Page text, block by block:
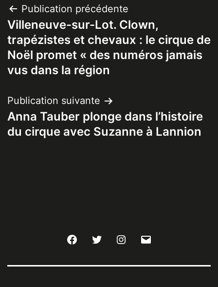
Navigation
de
l’article
Publication précédente
Villeneuve-sur-Lot. Clown,
trapézistes et chevaux : le cirque de
Noël promet « des numéros jamais
vus dans la région
Publication suivante
Anna Tauber plonge dans l’histoire
du cirque avec Suzanne à Lannion
FacebookTwitter Instagram